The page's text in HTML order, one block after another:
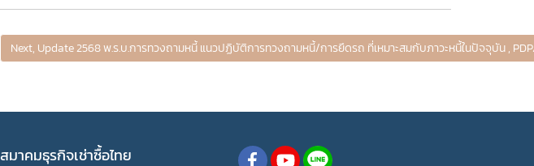
Next, Update 2568 พ.ร.บ.การทวงถามหนี้ แนวปฏิบัติการทวงถามหนี้/การยึดรถ ที่เหมาะสมกับภาวะหนี้ในปัจจุบัน ,
สมาคมธุรกิจเช่าซื้อไทย